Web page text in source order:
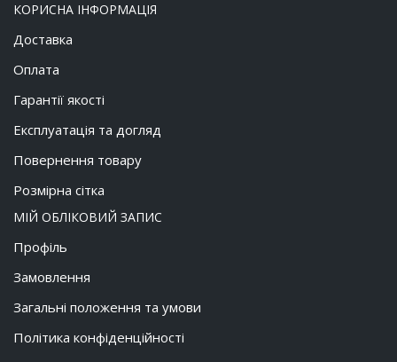
КОРИСНА ІНФОРМАЦІЯ
Доставка
Оплата
Гарантії якості
Експлуатація та догляд
Повернення товару
Розмірна сітка
МІЙ ОБЛІКОВИЙ ЗАПИС
Профіль
Замовлення
Загальні положення та умови
Політика конфіденційності